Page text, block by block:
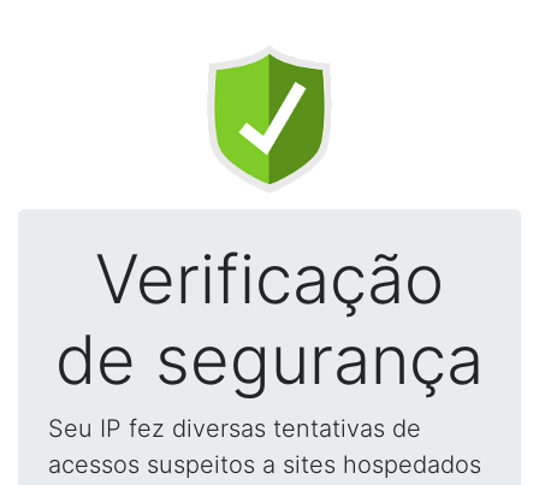
Verificação
de segurança
Seu IP fez diversas tentativas de
acessos suspeitos a sites hospedados